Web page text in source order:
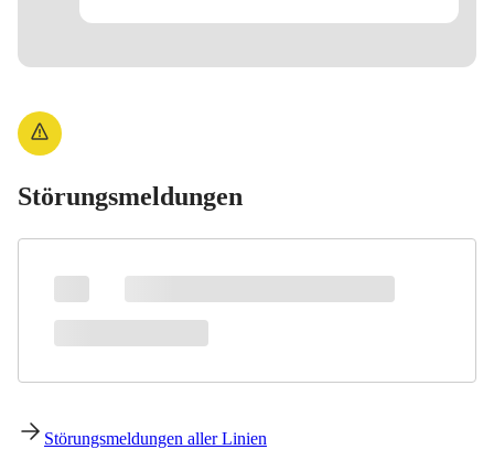
Störungsmeldungen
Störungsmeldungen aller Linien